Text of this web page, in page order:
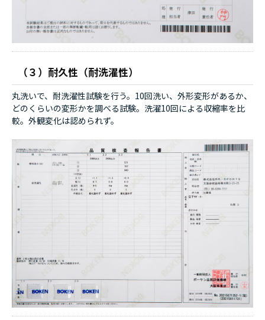
（３）耐久性（耐洗濯性）
丸洗いで、耐洗濯性試験を行う。10回洗い、外形変形があるか、
どのくらいの変形かを調べる試験。洗濯10回による収縮率を比
較。外観変化は認められず。